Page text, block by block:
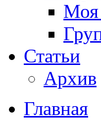
Моя
Статьи
Архив
Главная